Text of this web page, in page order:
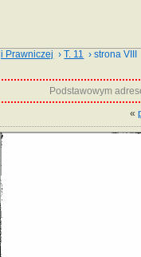
Prawniczej ›T. 11 › strona VIII
Podstawowym
«